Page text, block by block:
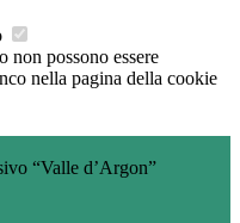
non possono essere
nella pagina della cookie
“Valle d’Argon”